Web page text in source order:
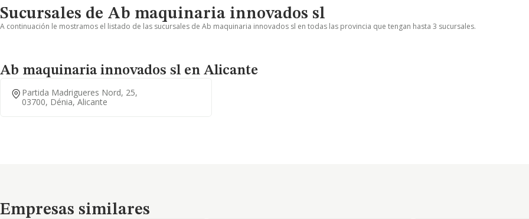
Sucursales de Ab maquinaria innovados sl
A continuación le mostramos el listado de las sucursales de Ab maquinaria innovados sl en todas las provincia que tengan hasta 3 sucursales.
Ab maquinaria innovados sl en Alicante
Partida Madrigueres Nord, 25,
03700, Dénia, Alicante
Empresas similares
Empresas similares